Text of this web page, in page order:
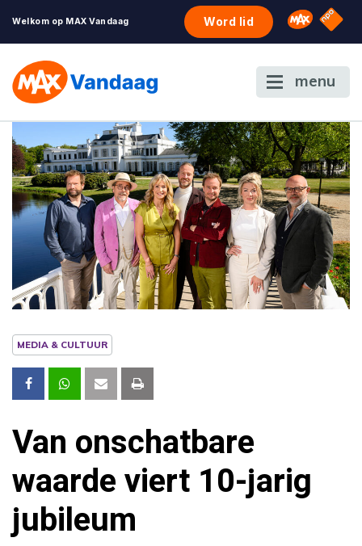
Welkom op MAX Vandaag Word lid Omroep
NPO
menu
MEDIA & CULTUUR
Van onschatbare
waarde viert 10-jarig
jubileum